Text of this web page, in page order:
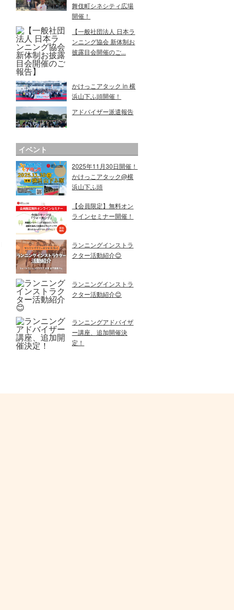
舞伎町シネシティ広場
開催！
【一般社団法人 日本ラ
ンニング協会 新体制お
披露目会開催のご...
かけっこアタック in 横
浜山下ふ頭開催！
アドバイザー派遣報告
イベント
2025年11月30日開催！
かけっこアタック@横
浜山下ふ頭
【会員限定】無料オン
ラインセミナー開催！
ランニングインストラ
クター活動紹介😊
ランニングインストラ
クター活動紹介😊
ランニングアドバイザ
ー講座、追加開催決
定！